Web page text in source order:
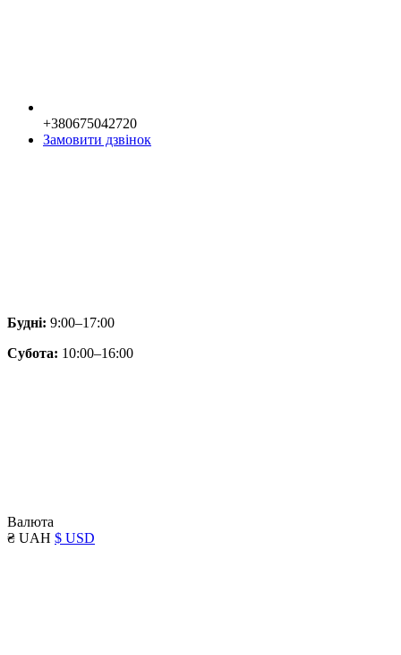
+380675042720
Замовити дзвінок
Будні: 9:00–17:00
Субота: 10:00–16:00
Валюта
₴ UAH $ USD